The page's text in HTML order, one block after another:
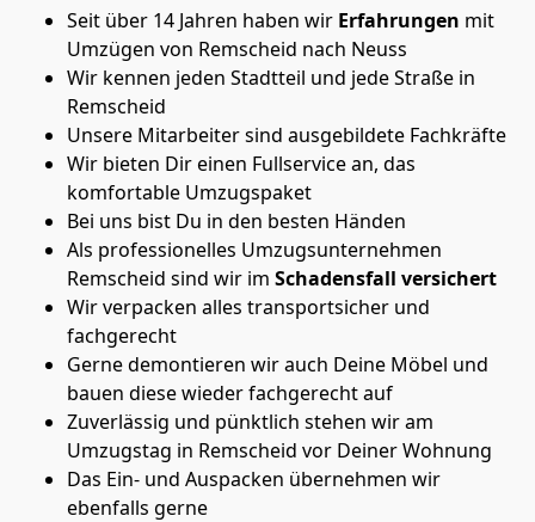
Seit über 14 Jahren haben wir Erfahrungen mit
Umzügen von Remscheid nach Neuss
Wir kennen jeden Stadtteil und jede Straße in
Remscheid
Unsere Mitarbeiter sind ausgebildete Fachkräfte
Wir bieten Dir einen Fullservice an, das
komfortable Umzugspaket
Bei uns bist Du in den besten Händen
Als professionelles Umzugsunternehmen
Remscheid sind wir im Schadensfall versichert
Wir verpacken alles transportsicher und
fachgerecht
Gerne demontieren wir auch Deine Möbel und
bauen diese wieder fachgerecht auf
Zuverlässig und pünktlich stehen wir am
Umzugstag in Remscheid vor Deiner Wohnung
Das Ein- und Auspacken übernehmen wir
ebenfalls gerne